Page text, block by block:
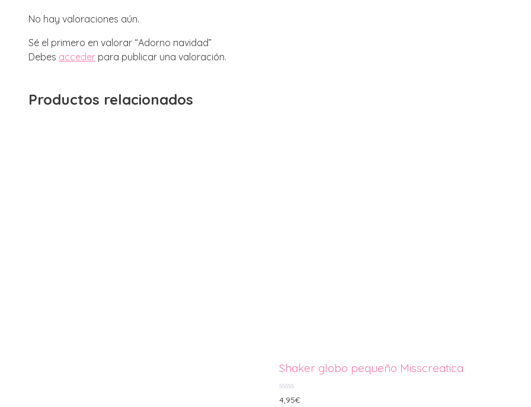
No hay valoraciones aún.
Sé el primero en valorar “Adorno navidad”
Debes acceder para publicar una valoración.
Productos relacionados
Shaker globo pequeño Misscreatica
0
4,95€